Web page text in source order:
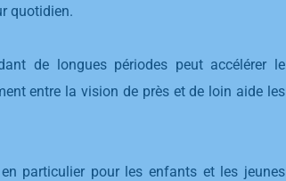
quotidien.
de longues périodes peut accélérer le
entre la vision de près et de loin aide les
particulier pour les enfants et les jeunes